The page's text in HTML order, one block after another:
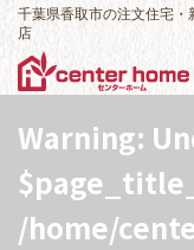
千葉県香取市の注文住宅
店
Warning:
/home/